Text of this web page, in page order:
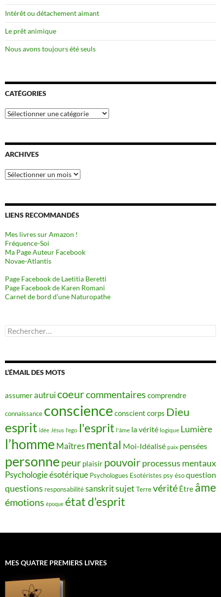
Intérêt ou détachement aimant
Le prêt animique
Nous avons toujours été seuls
CATÉGORIES
Catégories
ARCHIVES
Archives
LIENS RECOMMANDÉS
Mes livres sur Amazon !
Fréquence-Soi
Ma Page Auteur Facebook
Novae-Atlantis
Page Facebook de Laetitia Beretti
Page Facebook de Karen Romani
Carnet de bord d’une Naturopathe
Rechercher :
L’ÉMAIL DES MOTS
assumerautruicoeurcommentaires comprendre
connaissance conscience conscient corps Dieu
esprit idée Jésus l'ego l'esprit l'âme la vérité logique Lumière
l’homme Maîtres mental Moi-Idéalisé paix pensées
personne peur plaisir pouvoirprocessus mentaux
Psychologie ésotérique Psychologues Esotéristes psy ésoquestion
questions responsabilitésanskritsujet Terrevérité Être âme
émotions époque état d'esprit
MES QUATRE PREMIERS LIVRES